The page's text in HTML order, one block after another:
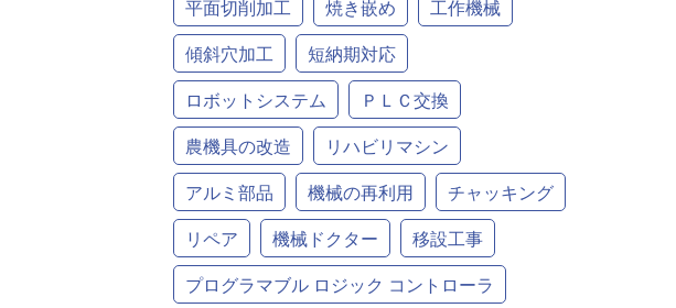
平面切削加工
焼き嵌め
工作機械
傾斜穴加工
短納期対応
ロボットシステム
ＰＬＣ交換
農機具の改造
リハビリマシン
アルミ部品
機械の再利用
チャッキング
リペア
機械ドクター
移設工事
プログラマブル ロジック コントローラ